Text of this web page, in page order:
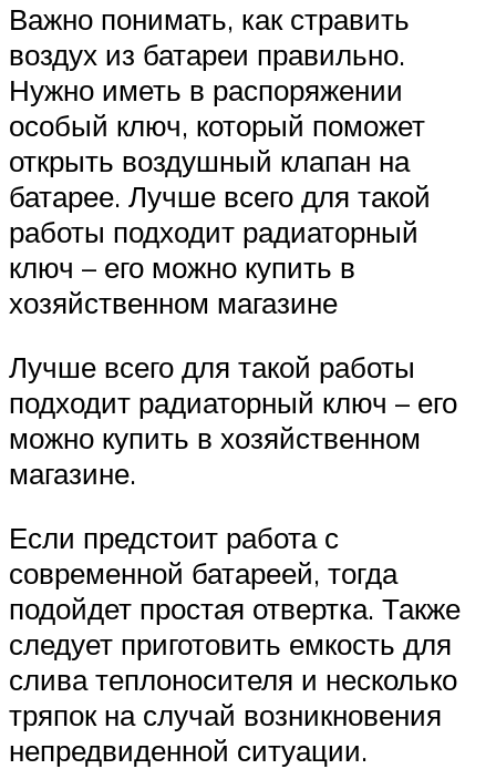
Важно понимать, как стравить
воздух из батареи правильно.
Нужно иметь в распоряжении
особый ключ, который поможет
открыть воздушный клапан на
батарее. Лучше всего для такой
работы подходит радиаторный
ключ – его можно купить в
хозяйственном магазине
Лучше всего для такой работы
подходит радиаторный ключ – его
можно купить в хозяйственном
магазине.
Если предстоит работа с
современной батареей, тогда
подойдет простая отвертка. Также
следует приготовить емкость для
слива теплоносителя и несколько
тряпок на случай возникновения
непредвиденной ситуации.